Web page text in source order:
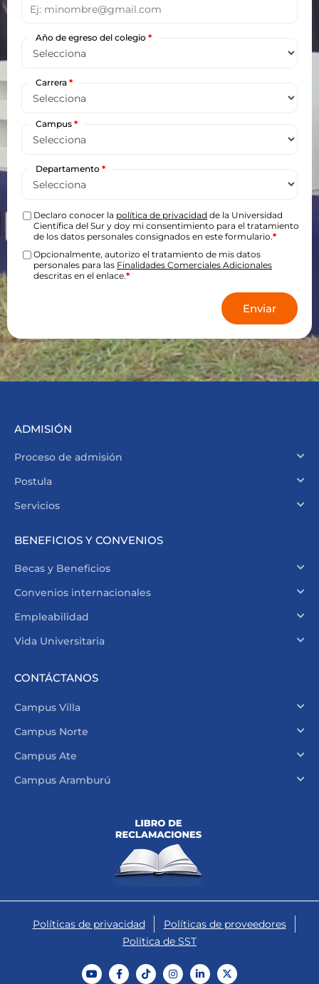
Año de egreso del colegio *
Carrera *
Campus *
Departamento *
Declaro conocer la política de privacidad de la Universidad
Científica del Sur y doy mi consentimiento para el tratamiento
de los datos personales consignados en este formulario.*
Opcionalmente, autorizo el tratamiento de mis datos
personales para las Finalidades Comerciales Adicionales
descritas en el enlace.*
Enviar
ADMISIÓN
Proceso de admisión
Postula
Servicios
BENEFICIOS Y CONVENIOS
Becas y Beneficios
Convenios internacionales
Empleabilidad
Vida Universitaria
CONTÁCTANOS
Campus Villa
Campus Norte
Campus Ate
Campus Aramburú
Políticas de privacidad
Políticas de proveedores
Política de SST
Y
o
F
a
T
i
I
n
L
i
X
-